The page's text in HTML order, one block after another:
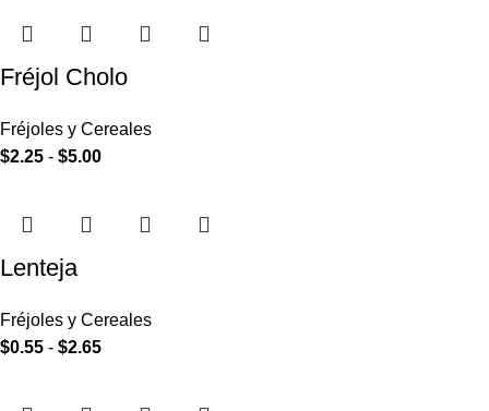
Fréjol Cholo
Fréjoles y Cereales
$2.25 - $5.00
Lenteja
Fréjoles y Cereales
$0.55 - $2.65